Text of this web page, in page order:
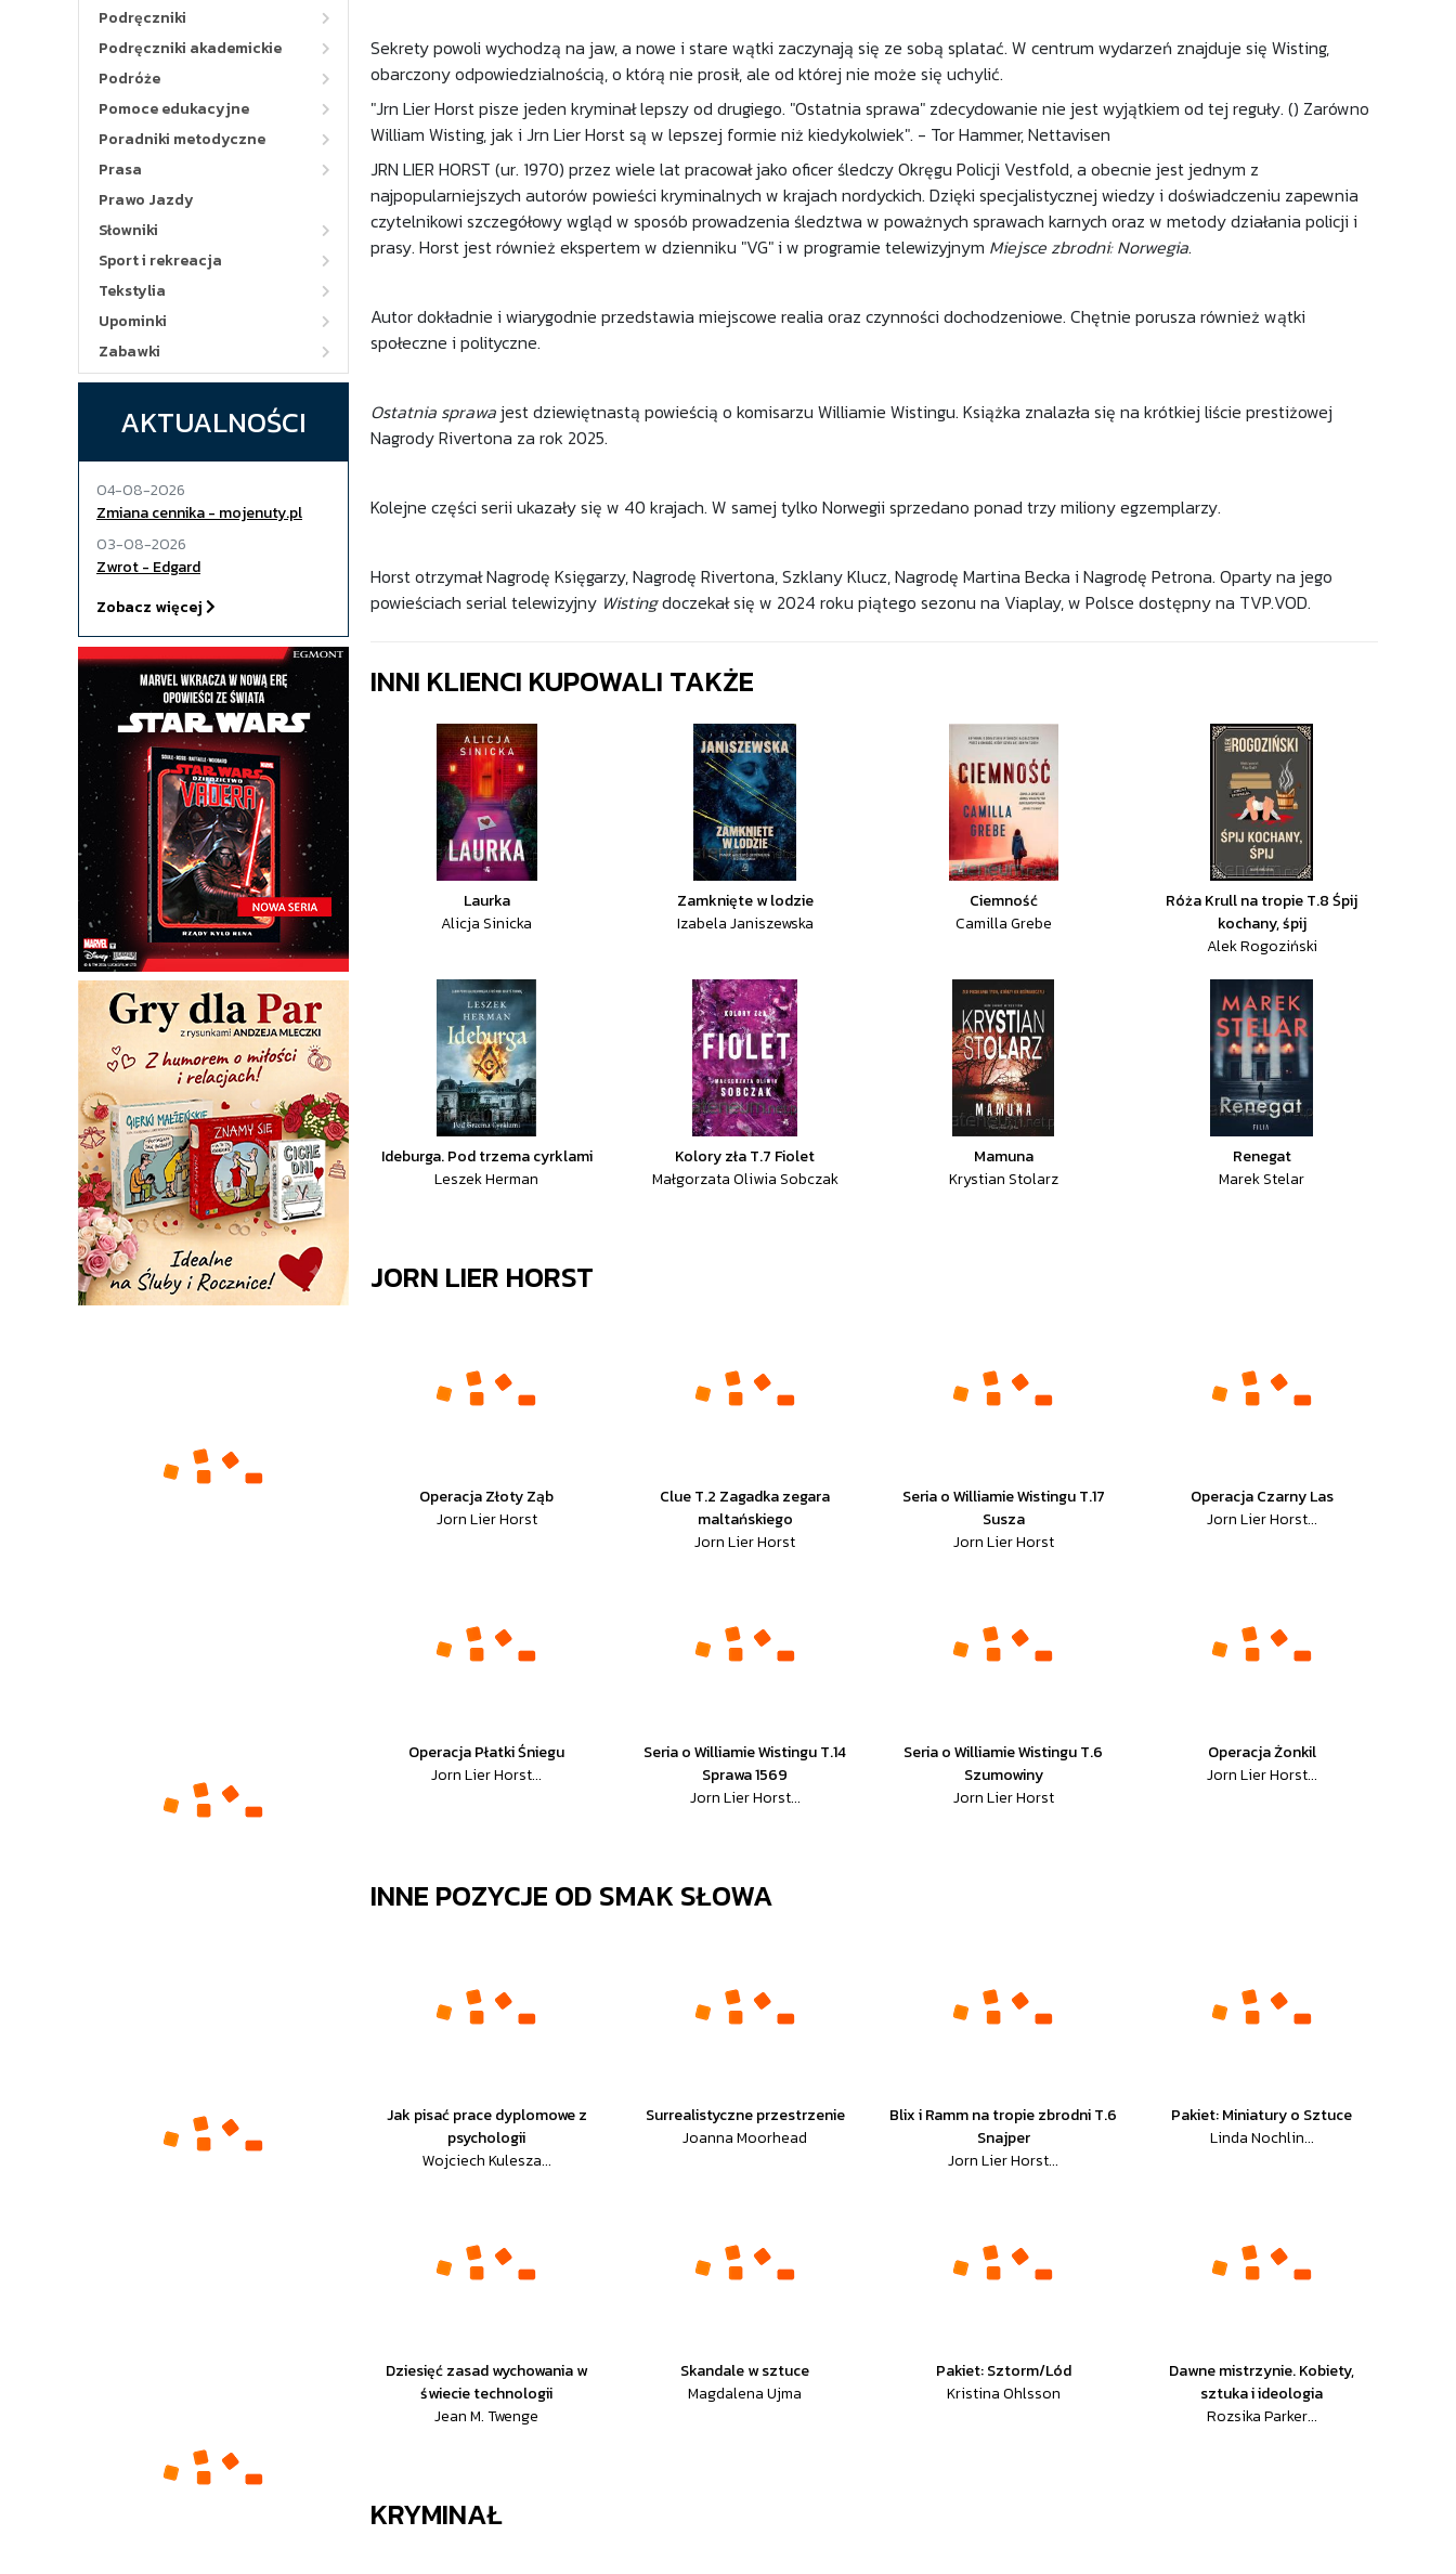
Podręczniki
Podręczniki akademickie
Podróże
Pomoce edukacyjne
Poradniki metodyczne
Prasa
Prawo Jazdy
Słowniki
Sport i rekreacja
Tekstylia
Upominki
Zabawki
AKTUALNOŚCI
04-08-2026
Zmiana cennika - mojenuty.pl
03-08-2026
Zwrot - Edgard
Zobacz więcej
Sekrety powoli wychodzą na jaw, a nowe i stare wątki zaczynają się ze sobą splatać. W centrum wydarzeń znajduje się Wisting,
obarczony odpowiedzialnością, o którą nie prosił, ale od której nie może się uchylić.
"Jrn Lier Horst pisze jeden kryminał lepszy od drugiego. "Ostatnia sprawa" zdecydowanie nie jest wyjątkiem od tej reguły. () Zarówno
William Wisting, jak i Jrn Lier Horst są w lepszej formie niż kiedykolwiek". - Tor Hammer, Nettavisen
JRN LIER HORST (ur. 1970) przez wiele lat pracował jako oficer śledczy Okręgu Policji Vestfold, a obecnie jest jednym z
najpopularniejszych autorów powieści kryminalnych w krajach nordyckich. Dzięki specjalistycznej wiedzy i doświadczeniu zapewnia
czytelnikowi szczegółowy wgląd w sposób prowadzenia śledztwa w poważnych sprawach karnych oraz w metody działania policji i
prasy. Horst jest również ekspertem w dzienniku "VG" i w programie telewizyjnym Miejsce zbrodni: Norwegia.
Autor dokładnie i wiarygodnie przedstawia miejscowe realia oraz czynności dochodzeniowe. Chętnie porusza również wątki
społeczne i polityczne.
Ostatnia sprawajest dziewiętnastą powieścią o komisarzu Williamie Wistingu. Książka znalazła się na krótkiej liście prestiżowej
Nagrody Rivertona za rok 2025.
Kolejne części serii ukazały się w 40 krajach. W samej tylko Norwegii sprzedano ponad trzy miliony egzemplarzy.
Horst otrzymał Nagrodę Księgarzy, Nagrodę Rivertona, Szklany Klucz, Nagrodę Martina Becka i Nagrodę Petrona. Oparty na jego
powieściach serial telewizyjny Wistingdoczekał się w 2024 roku piątego sezonu na Viaplay, w Polsce dostępny na TVP.VOD.
INNI KLIENCI KUPOWALI TAKŻE
Laurka
Alicja Sinicka
Zamknięte w lodzie
Izabela Janiszewska
Ciemność
Camilla Grebe
Róża Krull na tropie T.8 Śpij
kochany, śpij
Alek Rogoziński
Ideburga. Pod trzema cyrklami
Leszek Herman
Kolory zła T.7 Fiolet
Małgorzata Oliwia Sobczak
Mamuna
Krystian Stolarz
Renegat
Marek Stelar
JORN LIER HORST
Operacja Złoty Ząb
Jorn Lier Horst
Clue T.2 Zagadka zegara
maltańskiego
Jorn Lier Horst
Seria o Williamie Wistingu T.17
Susza
Jorn Lier Horst
Operacja Czarny Las
Jorn Lier Horst...
Operacja Płatki Śniegu
Jorn Lier Horst...
Seria o Williamie Wistingu T.14
Sprawa 1569
Jorn Lier Horst...
Seria o Williamie Wistingu T.6
Szumowiny
Jorn Lier Horst
Operacja Żonkil
Jorn Lier Horst...
INNE POZYCJE OD SMAK SŁOWA
Jak pisać prace dyplomowe z
psychologii
Wojciech Kulesza...
Surrealistyczne przestrzenie
Joanna Moorhead
Blix i Ramm na tropie zbrodni T.6
Snajper
Jorn Lier Horst...
Pakiet: Miniatury o Sztuce
Linda Nochlin...
Dziesięć zasad wychowania w
świecie technologii
Jean M. Twenge
Skandale w sztuce
Magdalena Ujma
Pakiet: Sztorm/Lód
Kristina Ohlsson
Dawne mistrzynie. Kobiety,
sztuka i ideologia
Rozsika Parker...
KRYMINAŁ